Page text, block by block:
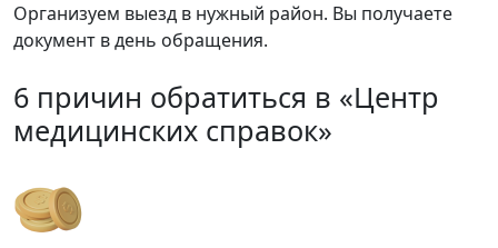
Организуем выезд в нужный район. Вы получаете
документ в день обращения.
6 причин обратиться в «Центр
медицинских справок»